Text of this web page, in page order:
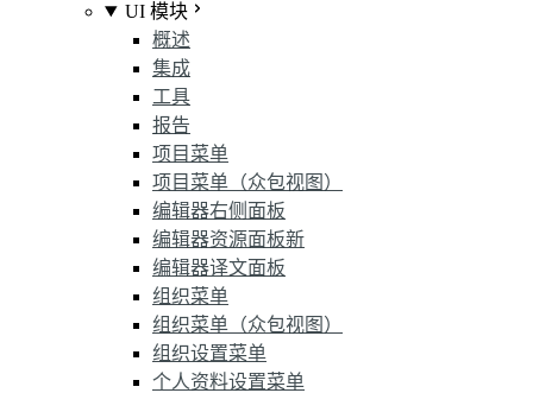
UI 模块
概述
集成
工具
报告
项目菜单
项目菜单（众包视图）
编辑器右侧面板
编辑器资源面板新
编辑器译文面板
组织菜单
组织菜单（众包视图）
组织设置菜单
个人资料设置菜单